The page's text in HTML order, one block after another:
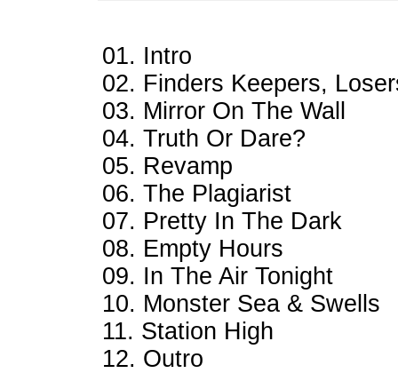
01. Intro
02. Finders Keepers,
03. Mirror On The Wall
04. Truth Or Dare?
05. Revamp
06. The Plagiarist
07. Pretty In The Dark
08. Empty Hours
09. In The Air Tonight
10. Monster Sea & Swells
11. Station High
12. Outro